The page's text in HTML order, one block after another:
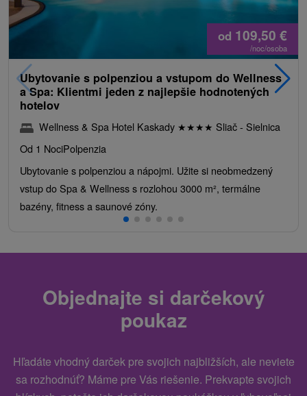
od 109,50 €
/noc/osoba
Ubytovanie s polpenziou a vstupom do Wellness
a Spa: Klientmi jeden z najlepšie hodnotených
hotelov
Wellness & Spa Hotel Kaskady ★★★★ Sliač - Sielnica
Od 1 NociPolpenzia
Ubytovanie s polpenziou a nápojmi. Užite si neobmedzený
vstup do Spa & Wellness s rozlohou 3000 m², termálne
bazény, fitness a saunové zóny.
Objednajte si darčekový
poukaz
Hľadáte vhodný darček pre svojich najbližších, ale neviete
sa rozhodnúť? Máme pre Vás riešenie. Prekvapte svojich